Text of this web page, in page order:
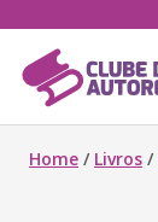
Home / Livros /